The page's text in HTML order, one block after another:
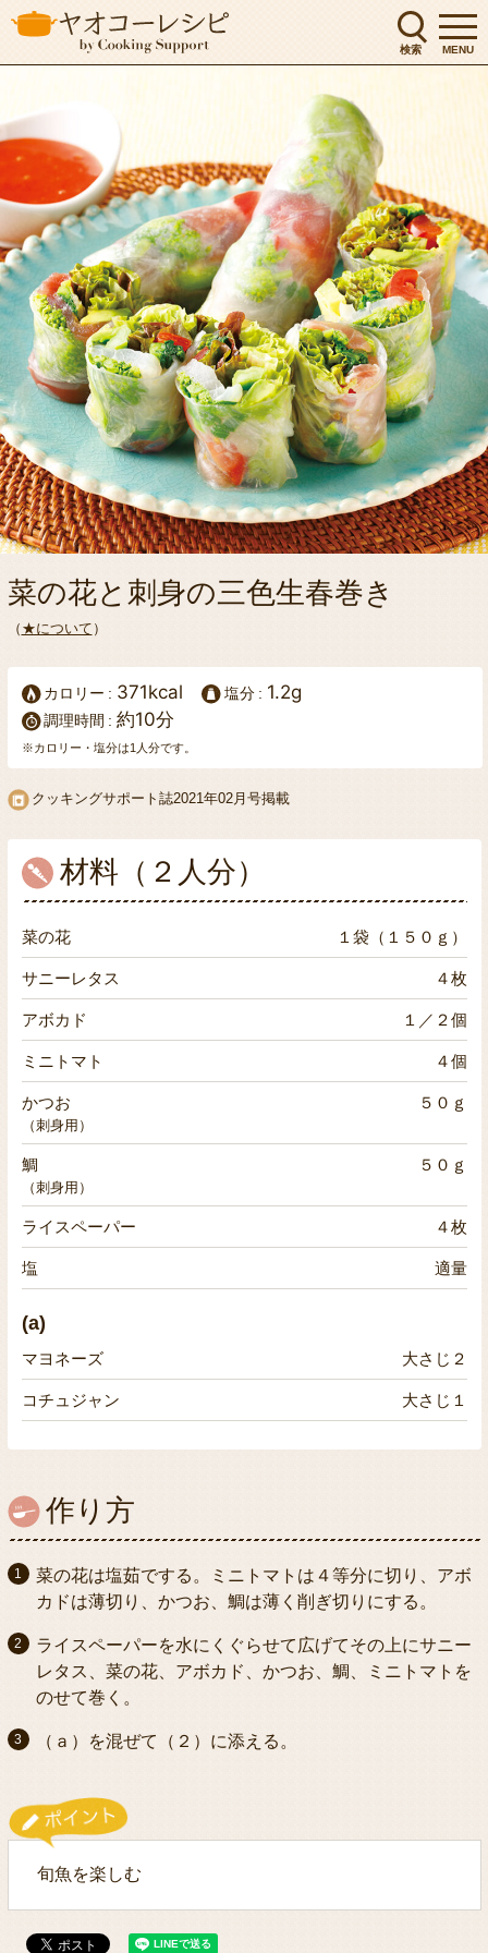
検索 MENU
菜の花と刺身の三色生春巻き
（ ★について ）
カロリー 371kcal 塩分 1.2g
調理時間 約10分
※カロリー・塩分は1人分です。
クッキングサポート誌2021年02月号掲載
材料（２人分）
菜の花 １袋（１５０ｇ）
サニーレタス ４枚
アボカド １／２個
ミニトマト ４個
かつお ５０ｇ
（刺身用）
鯛 ５０ｇ
（刺身用）
ライスペーパー ４枚
塩 適量
(a)
マヨネーズ 大さじ２
コチュジャン 大さじ１
作り方
菜の花は塩茹でする。ミニトマトは４等分に切り、アボ
カドは薄切り、かつお、鯛は薄く削ぎ切りにする。
ライスペーパーを水にくぐらせて広げてその上にサニー
レタス、菜の花、アボカド、かつお、鯛、ミニトマトを
のせて巻く。
（ａ）を混ぜて（２）に添える。
旬魚を楽しむ